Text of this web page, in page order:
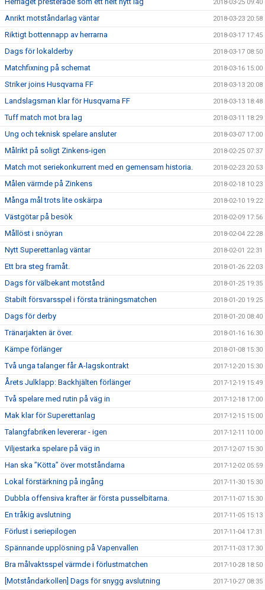
2018-03-25 09:40
Anrikt motståndarlag väntar 2018-03-23 20:58
Riktigt bottennapp av herrarna 2018-03-17 17:45
Dags för lokalderby 2018-03-17 08:50
Matchfixning på schemat 2018-03-16 15:00
Striker joins Husqvarna FF 2018-03-13 20:08
Landslagsman klar för Husqvarna FF 2018-03-13 18:48
Tuff match mot bra lag 2018-03-11 18:29
Ung och teknisk spelare ansluter 2018-03-07 17:00
Målrikt på soligt Zinkens-igen 2018-02-25 07:37
Match mot seriekonkurrent med en gemensam historia. 2018-02-23 20:53
Målen värmde på Zinkens 2018-02-18 10:23
Många mål trots lite oskärpa 2018-02-10 19:22
Västgötar på besök 2018-02-09 17:56
Mållöst i snöyran 2018-02-04 22:28
Nytt Superettanlag väntar 2018-02-01 22:31
Ett bra steg framåt. 2018-01-26 22:03
Dags för välbekant motstånd 2018-01-25 19:35
Stabilt försvarsspel i första träningsmatchen 2018-01-20 19:25
Dags för derby 2018-01-20 08:40
Tränarjakten är över. 2018-01-16 16:30
Kämpe förlänger 2018-01-08 15:30
Två unga talanger får A-lagskontrakt 2017-12-20 15:30
Årets Julklapp: Backhjälten förlänger 2017-12-19 15:49
Två spelare med rutin på väg in 2017-12-18 17:00
Mak klar för Superettanlag 2017-12-15 15:00
Talangfabriken levererar - igen 2017-12-11 10:00
Viljestarka spelare på väg in 2017-12-07 15:30
Han ska ”Kötta” över motståndarna 2017-12-02 05:59
Lokal förstärkning på ingång 2017-11-30 15:30
Dubbla offensiva krafter är första pusselbitarna. 2017-11-07 15:30
En tråkig avslutning 2017-11-05 15:13
Förlust i seriepilogen 2017-11-04 17:31
Spännande upplösning på Vapenvallen 2017-11-03 17:30
Bra målvaktsspel värmde i förlustmatchen 2017-10-28 18:50
[Motståndarkollen] Dags för snygg avslutning 2017-10-27 08:35